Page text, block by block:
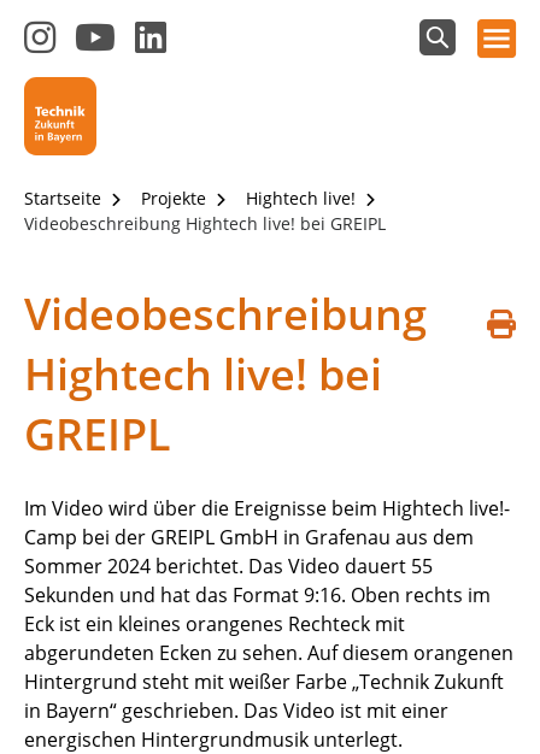
Technik - Zukunft in Bayern
Zum
Instagram-
Kanal
von
Technik-
in
Bayern
Zum
YouTube-LinkedIn-
Suchfeld
Hauptnavigation öffnen
Startseite Projekte
Hightech live!
Videobeschreibung Hightech live! bei GREIPL
Videobeschreibung
Hightech live! bei
GREIPL
Im Video wird über die Ereignisse beim Hightech live!-
Camp bei der GREIPL GmbH in Grafenau aus dem
Sommer 2024 berichtet. Das Video dauert 55
Sekunden und hat das Format 9:16. Oben rechts im
Eck ist ein kleines orangenes Rechteck mit
abgerundeten Ecken zu sehen. Auf diesem orangenen
Hintergrund steht mit weißer Farbe „Technik Zukunft
in Bayern“ geschrieben. Das Video ist mit einer
energischen Hintergrundmusik unterlegt.